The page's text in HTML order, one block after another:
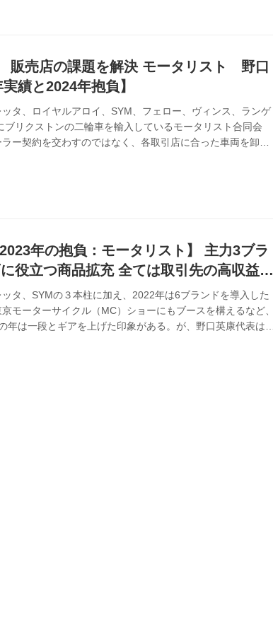
販売店の課題を解決 モータリスト 野口
績と2024年抱負】
タ、ロイヤルアロイ、SYM、フェロー、ヴィンス、ランゲ
ブリクストンの二輪車を輸入しているモータリスト合同会
ー契約を交わすのではなく、各取引店に合った車両を卸し
年の抱負：モータリスト】 主力3ブラ
役立つ商品拡充 全ては取引先の高収益化
タ、SYMの３本柱に加え、2022年は6ブランドを導入した
モーターサイクル（MC）ショーにもブースを構えるなど、
年は一段とギアを上げた印象がある。が、野口英康代表は
レッタを扱っていたり、その両方を販売していたり、ある